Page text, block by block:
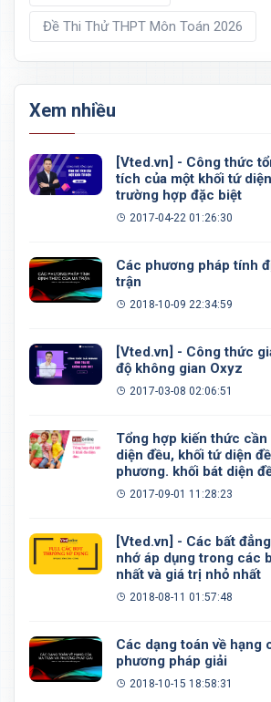
Đề Thi Thử THPT Môn Toán 2026
Xem nhiều
[Vted.vn] - Công thức
tích của một khối tứ
trường hợp đặc biệt
2017-04-22 01:26:30
Các phương pháp tính
trận
2018-10-09 22:34:59
[Vted.vn] - Công thức
độ không gian Oxyz
2017-03-08 02:06:51
Tổng hợp kiến thức cần
diện đều, khối tứ diện
phương. khối bát diện
đều, khối 20 mặt đều
2017-09-01 11:28:23
[Vted.vn] - Các bất
nhớ áp dụng trong các
nhất và giá trị nhỏ nhất
2018-08-11 01:57:48
Các dạng toán về hạng
phương pháp giải
2018-10-15 18:58:31